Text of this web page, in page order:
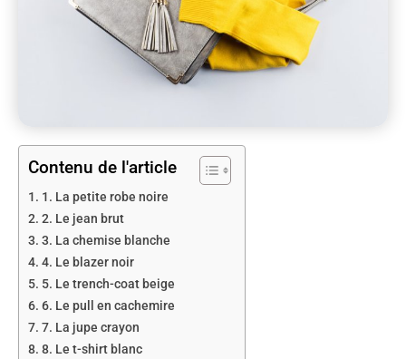
Contenu de l'article
1. La petite robe noire
2. Le jean brut
3. La chemise blanche
4. Le blazer noir
5. Le trench-coat beige
6. Le pull en cachemire
7. La jupe crayon
8. Le t-shirt blanc